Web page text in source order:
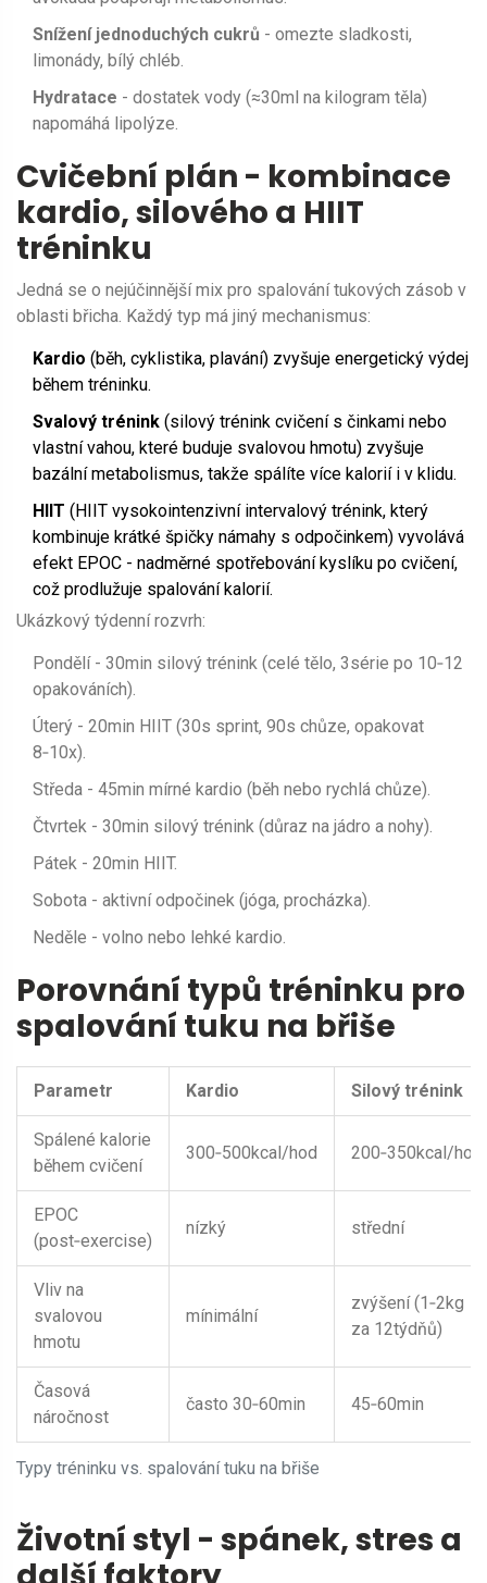
Snížení jednoduchých cukrů - omezte sladkosti,
limonády, bílý chléb.
Hydratace - dostatek vody (≈30ml na kilogram těla)
napomáhá lipolýze.
Cvičební plán - kombinace
kardio, silového a HIIT
tréninku
Jedná se o nejúčinnější mix pro spalování tukových zásob v
oblasti břicha. Každý typ má jiný mechanismus:
Kardio (běh, cyklistika, plavání) zvyšuje energetický výdej
během tréninku.
Svalový trénink (silový trénink cvičení s činkami nebo
vlastní vahou, které buduje svalovou hmotu) zvyšuje
bazální metabolismus, takže spálíte více kalorií i v klidu.
HIIT ( HIIT vysokointenzivní intervalový trénink, který
kombinuje krátké špičky námahy s odpočinkem) vyvolává
efekt EPOC - nadměrné spotřebování kyslíku po cvičení,
což prodlužuje spalování kalorií.
Ukázkový týdenní rozvrh:
Pondělí - 30min silový trénink (celé tělo, 3série po 10‑12
opakováních).
Úterý - 20min HIIT (30s sprint, 90s chůze, opakovat
8‑10x).
Středa - 45min mírné kardio (běh nebo rychlá chůze).
Čtvrtek - 30min silový trénink (důraz na jádro a nohy).
Pátek - 20min HIIT.
Sobota - aktivní odpočinek (jóga, procházka).
Neděle - volno nebo lehké kardio.
Porovnání typů tréninku pro
spalování tuku na břiše
Typy tréninku vs. spalování tuku na břiše
Parametr Kardio Silový trénink
Spálené kalorie
během cvičení
300‑500kcal/hod 200‑350kcal/hod
EPOC
(post‑exercise)
nízký střední
Vliv na
svalovou
hmotu
mínimální
zvýšení (1‑2kg
za 12týdňů)
Časová
náročnost
často 30‑60min 45‑60min
Životní styl - spánek, stres a